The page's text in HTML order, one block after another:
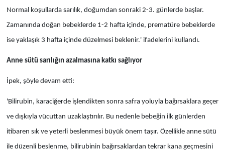
Normal koşullarda sarılık, doğumdan sonraki 2-3. günlerde başlar.
Zamanında doğan bebeklerde 1-2 hafta içinde, prematüre bebeklerde
ise yaklaşık 3 hafta içinde düzelmesi beklenir.' ifadelerini kullandı.
Anne sütü sarılığın azalmasına katkı sağlıyor
İpek, şöyle devam etti:
'Bilirubin, karaciğerde işlendikten sonra safra yoluyla bağırsaklara geçer
ve dışkıyla vücuttan uzaklaştırılır. Bu nedenle bebeğin ilk günlerden
itibaren sık ve yeterli beslenmesi büyük önem taşır. Özellikle anne sütü
ile düzenli beslenme, bilirubinin bağırsaklardan tekrar kana geçmesini